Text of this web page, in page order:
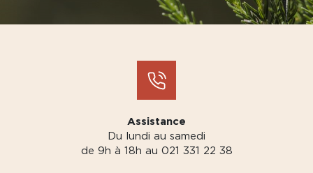
Assistance
Du lundi au samedi
de 9h à 18h au 021 331 22 38